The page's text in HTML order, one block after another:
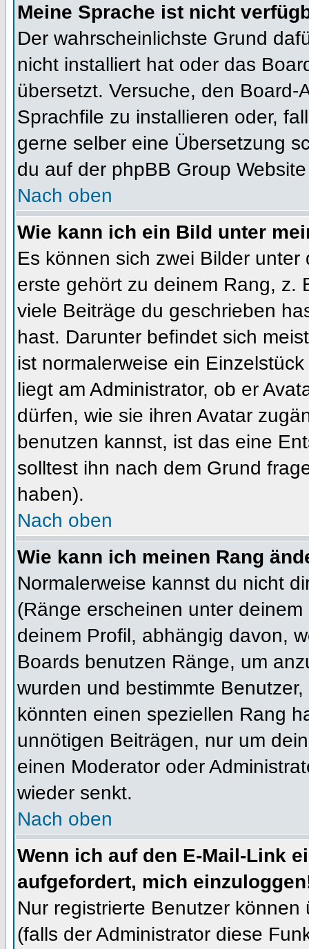
Meine Sprache ist nicht
Der wahrscheinlichste Grund
nicht installiert hat oder das
übersetzt. Versuche, den
Sprachfile zu installieren oder,
gerne selber eine Übersetzung
du auf der phpBB Group
Nach oben
Wie kann ich ein Bild unter
Es können sich zwei Bilder
erste gehört zu deinem Rang, z.
viele Beiträge du geschrieben
hast. Darunter befindet sich
ist normalerweise ein
liegt am Administrator, ob er
dürfen, wie sie ihren Avatar
benutzen kannst, ist das eine
solltest ihn nach dem Grund
haben).
Nach oben
Wie kann ich meinen Rang
Normalerweise kannst du nicht
(Ränge erscheinen unter
deinem Profil, abhängig davon,
Boards benutzen Ränge, um
wurden und bestimmte
könnten einen speziellen Rang
unnötigen Beiträgen, nur um
einen Moderator oder
wieder senkt.
Nach oben
Wenn ich auf den E-Mail-Link
aufgefordert, mich
Nur registrierte Benutzer
(falls der Administrator diese